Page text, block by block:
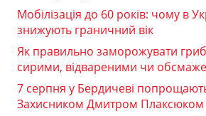
Мобілізація до 60 років: чому в
знижують граничний вік
Як правильно заморожувати
сирими, відвареними чи
7 серпня у Бердичеві
Захисником Дмитром Плаксюком